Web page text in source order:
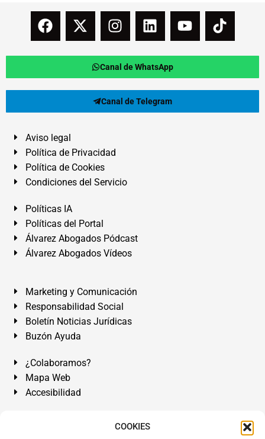
COOKIES
Canal de WhatsApp
Canal de Telegram
Aviso legal
Política de Privacidad
Política de Cookies
Condiciones del Servicio
Políticas IA
Políticas del Portal
Álvarez Abogados Pódcast
Álvarez Abogados Vídeos
Marketing y Comunicación
Responsabilidad Social
Boletín Noticias Jurídicas
Buzón Ayuda
¿Colaboramos?
Mapa Web
Accesibilidad
Álvarez Abogados Tenerife:Calle Teobaldo Power Nº 7,